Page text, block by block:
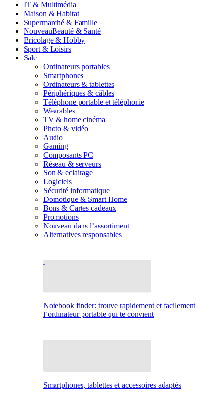
IT & Multimédia
Maison & Habitat
Supermarché & Famille
NouveauBeauté & Santé
Bricolage & Hobby
Sport & Loisirs
Sale
Ordinateurs portables
Smartphones
Ordinateurs & tablettes
Périphériques & câbles
Téléphone portable et téléphonie
Wearables
TV & home cinéma
Photo & vidéo
Audio
Gaming
Composants PC
Réseau & serveurs
Son & éclairage
Logiciels
Sécurité informatique
Domotique & Smart Home
Bons & Cartes cadeaux
Promotions
Nouveau dans l’assortiment
Alternatives responsables
Notebook finder: trouve rapidement et facilement
l’ordinateur portable qui te convient
Smartphones, tablettes et accessoires adaptés